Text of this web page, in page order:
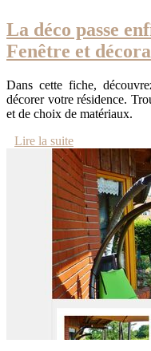
La déco passe
Fenêtre et
Dans cette fiche,
décorer votre résidence.
et de choix de matériaux.
Lire la suite